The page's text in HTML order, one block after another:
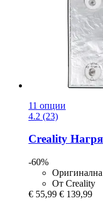
11 опции
4.2 (23)
Creality
-60%
Оригинална
От Creality
€ 55,99 € 139,99